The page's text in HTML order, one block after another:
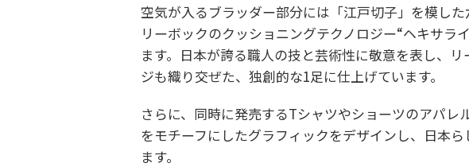
空気が入るブラッダー部分には「江戸切子」を模し
リーボックのクッショニングテクノロジー“ヘキサラ
ます。日本が誇る職人の技と芸術性に敬意を表し、
ジも織り交ぜた、独創的な1足に仕上げています。
さらに、同時に発売するTシャツやショーツのアパレ
をモチーフにしたグラフィックをデザインし、日本
ます。